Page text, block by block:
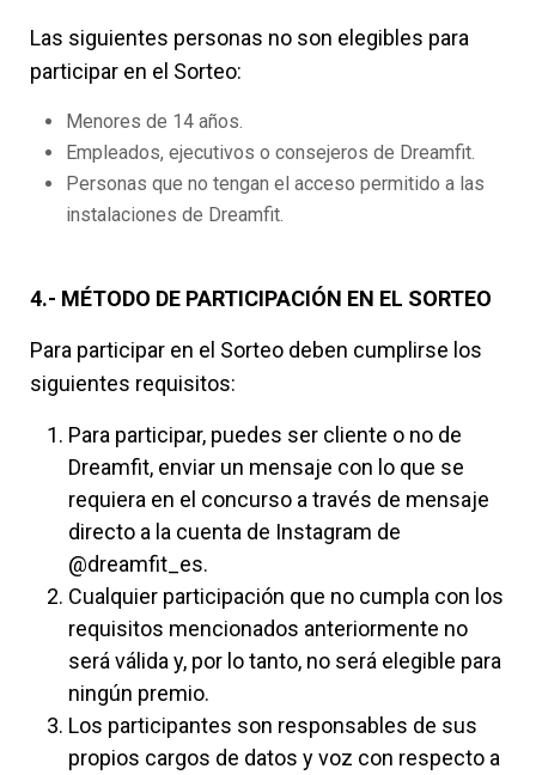
Las siguientes personas no son elegibles para
participar en el Sorteo:
Menores de 14 años.
Empleados, ejecutivos o consejeros de Dreamfit.
Personas que no tengan el acceso permitido a las
instalaciones de Dreamfit.
4.- MÉTODO DE PARTICIPACIÓN EN EL SORTEO
Para participar en el Sorteo deben cumplirse los
siguientes requisitos:
Para participar, puedes ser cliente o no de
Dreamfit, enviar un mensaje con lo que se
requiera en el concurso a través de mensaje
directo a la cuenta de Instagram de
@dreamfit_es.
Cualquier participación que no cumpla con los
requisitos mencionados anteriormente no
será válida y, por lo tanto, no será elegible para
ningún premio.
Los participantes son responsables de sus
propios cargos de datos y voz con respecto a